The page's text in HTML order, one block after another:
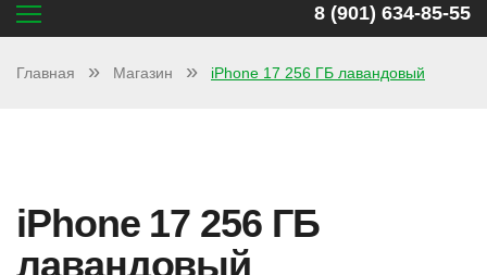
8 (901) 634-85-55
Главная Магазин iPhone 17 256 ГБ лавандовый
iPhone 17 256 ГБ
лавандовый